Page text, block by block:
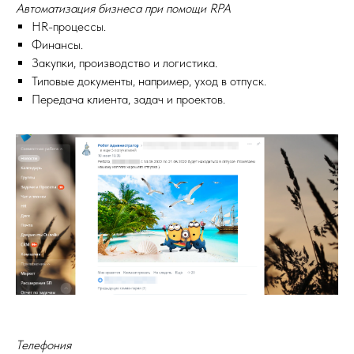
Автоматизация бизнеса при помощи RPA
HR-процессы.
Финансы.
Закупки, производство и логистика.
Типовые документы, например, уход в отпуск.
Передача клиента, задач и проектов.
Телефония